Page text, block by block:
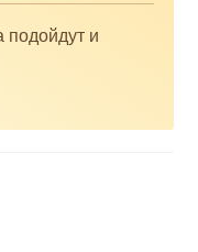
подойдут и